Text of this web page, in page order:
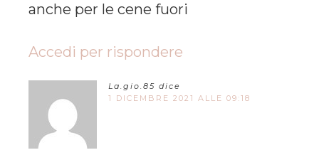
anche per le cene fuori
Accedi per rispondere
La.gio.85 dice
1 DICEMBRE 2021 ALLE 09:18